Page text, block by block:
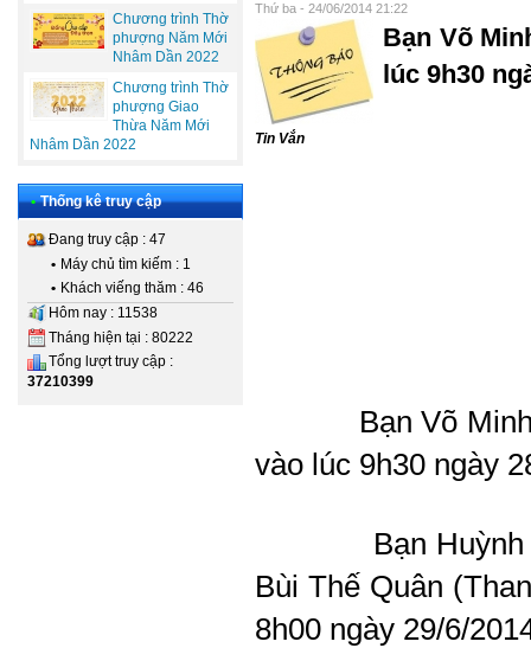
Chương trình Thờ
phượng Năm Mới
Nhâm Dần 2022
Chương trình Thờ
phượng Giao
Thừa Năm Mới
Nhâm Dần 2022
• Thống kê truy cập
Đang truy cập : 47
• Máy chủ tìm kiếm : 1
• Khách viếng thăm : 46
Hôm nay : 11538
Tháng hiện tại : 80222
Tổng lượt truy cập :
37210399
Thứ ba - 24/06/2014 21:22
Tin Vắn
Bạn Võ
lúc 9h30
Bạn Võ
vào lúc 9h30 ngày
Bạn
Bùi Thế Quân
8h00 ngày 29/6/